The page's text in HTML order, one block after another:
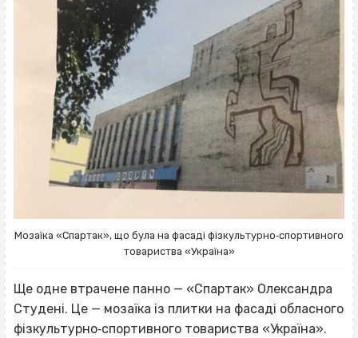
Мозаїка «Спартак», що була на фасаді фізкультурно‐спортивного
товариства «Україна»
Ще одне втрачене панно — «Спартак» Олександра
Студені. Це — мозаїка із плитки на фасаді обласного
фізкультурно‐спортивного товариства «Україна».